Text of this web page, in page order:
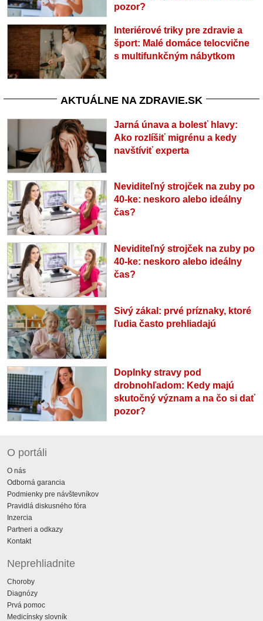
pozor?
Interiérové triky pre zdravie a
šport: Malé domáce telocvične
s multifunkčným nábytkom
AKTUÁLNE NA ZDRAVIE.SK
Jarná únava a bolesť hlavy:
Ako rozlíšiť migrénu a kedy
navštíviť experta
Neviditeľný strojček na zuby po
40-ke: neskoro alebo ideálny
čas?
Neviditeľný strojček na zuby po
40-ke: neskoro alebo ideálny
čas?
Sivý zákal: prvé príznaky, ktoré
ľudia často prehliadajú
Doplnky stravy pod
drobnohľadom: Kedy majú
skutočný význam a na čo si dať
pozor?
O portáli
O nás
Odborná garancia
Podmienky pre návštevníkov
Pravidlá diskusného fóra
Inzercia
Partneri a odkazy
Kontakt
Neprehliadnite
Choroby
Diagnózy
Prvá pomoc
Medicínsky slovník